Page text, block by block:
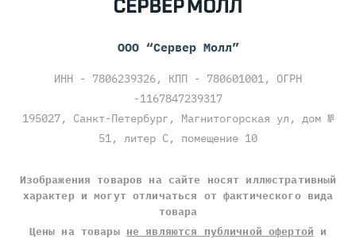
ООО “Сервер Молл”
ИНН - 7806239326, КПП - 780601001, ОГРН
-1167847239317
195027, Санкт-Петербург, Магнитогорская ул, дом №
51, литер С, помещение 10
Изображения товаров на сайте носят иллюстративный
характер и могут отличаться от фактического вида
товара
Цены на товары не являются публичной офертой и